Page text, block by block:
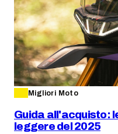
Migliori Moto
Guida all'acquisto:
leggere del 2025